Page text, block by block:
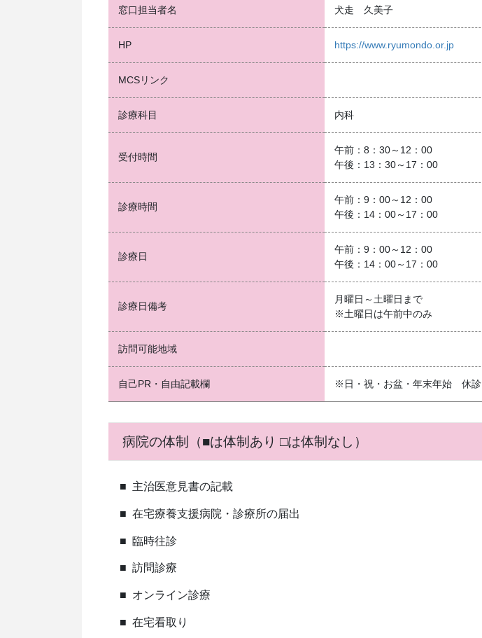
窓口担当者名 犬走 久美子
HP https://www.ryumondo.or.jp
MCSリンク
診療科目 内科
受付時間
午前：8：30～12：00
午後：13：30～17：00
診療時間
午前：9：00～12：00
午後：14：00～17：00
診療日
午前：9：00～12：00
午後：14：00～17：00
診療日備考
月曜日～土曜日まで
※土曜日は午前中のみ
訪問可能地域
自己PR・自由記載欄 ※日・祝・お盆・年末年始 休診
病院の体制（■は体制あり □は体制なし）
■ 主治医意見書の記載
■ 在宅療養支援病院・診療所の届出
■ 臨時往診
■ 訪問診療
■ オンライン診療
■ 在宅看取り